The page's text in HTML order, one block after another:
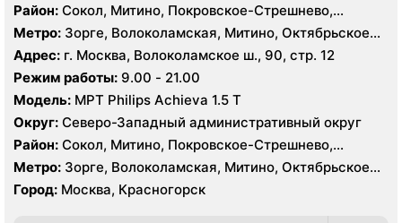
Район: Сокол, Митино, Покровское-Стрешнево,
Северное Тушино, Строгино, Хорошёво-Мнёвники,
Щукино, Южное Тушино
Метро: Зорге, Волоколамская, Митино, Октябрьское
поле, Панфиловская, Планерная, Сокол, Спартак,
Стрешнево, Сходненская, Тушинская, Щукинская
Адрес: г. Москва, Волоколамское ш., 90, стр. 12
Режим работы: 9.00 - 21.00
Модель: МРТ Philips Achieva 1.5 T
Округ: Северо-Западный административный округ
Район: Сокол, Митино, Покровское-Стрешнево,
Северное Тушино, Строгино, Хорошёво-Мнёвники,
Щукино, Южное Тушино
Метро: Зорге, Волоколамская, Митино, Октябрьское
поле, Панфиловская, Планерная, Сокол, Спартак,
Стрешнево, Сходненская, Тушинская, Щукинская
Город: Москва, Красногорск